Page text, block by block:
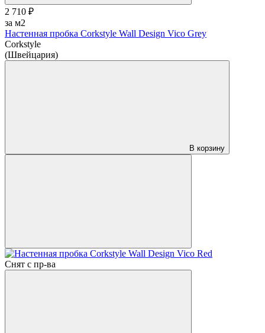
2 710 ₽
за м2
Настенная пробка Corkstyle Wall Design Vico Grey
Corkstyle
(Швейцария)
В корзину
Снят с пр-ва